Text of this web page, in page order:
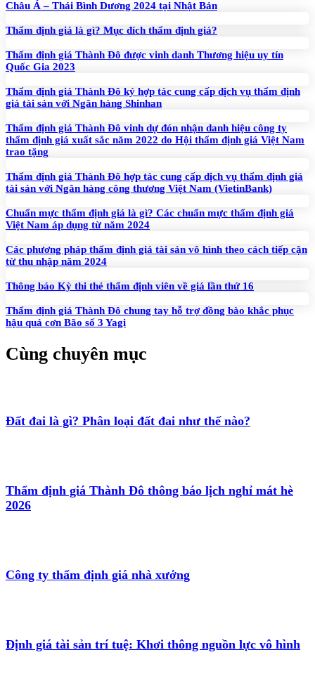
Châu Á – Thái Bình Dương 2024 tại Nhật Bản
Thẩm định giá là gì? Mục đích thẩm định giá?
Thẩm định giá Thành Đô được vinh danh Thương hiệu uy tín
Quốc Gia 2023
Thẩm định giá Thành Đô ký hợp tác cung cấp dịch vụ thẩm định
giá tài sản với Ngân hàng Shinhan
Thẩm định giá Thành Đô vinh dự đón nhận danh hiệu công ty
thẩm định giá xuất sắc năm 2022 do Hội thẩm định giá Việt Nam
trao tặng
Thẩm định giá Thành Đô hợp tác cung cấp dịch vụ thẩm định giá
tài sản với Ngân hàng công thương Việt Nam (VietinBank)
Chuẩn mực thẩm định giá là gì? Các chuẩn mực thẩm định giá
Việt Nam áp dụng từ năm 2024
Các phương pháp thẩm định giá tài sản vô hình theo cách tiếp cận
từ thu nhập năm 2024
Thông báo Kỳ thi thẻ thẩm định viên về giá lần thứ 16
Thẩm định giá Thành Đô chung tay hỗ trợ đồng bào khắc phục
hậu quả cơn Bão số 3 Yagi
Cùng chuyên mục
Đất đai là gì? Phân loại đất đai như thế nào?
Thẩm định giá Thành Đô thông báo lịch nghỉ mát hè
2026
Công ty thẩm định giá nhà xưởng
Định giá tài sản trí tuệ: Khơi thông nguồn lực vô hình